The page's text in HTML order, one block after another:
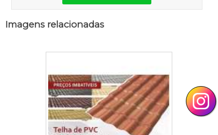
Imagens relacionadas